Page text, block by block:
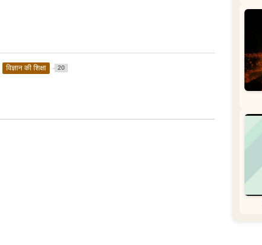
विज्ञान की शिक्षा 20